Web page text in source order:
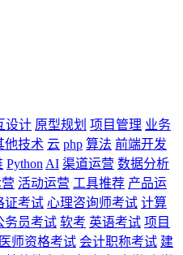
设计 原型规划 项目管理 业务
他技术 云 php 算法 前端开发
Python AI 渠道运营 数据分析
活动运营 工具推荐 产品运
证考试 心理咨询师考试 计算
务员考试 软考 英语考试 项目
师资格考试 会计职称考试 建